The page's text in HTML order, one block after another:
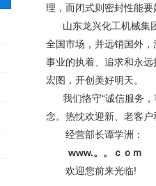
理，而闭式则密封性能
山东龙兴化工机械集团
全国市场，并远销国外
事业的执着、追求和永
宏图，开创美好明天。
我们恪守“诚信服务，
念。热忱欢迎新、老客
经营部长谭学洲：
www.。。ｃｏｍ
欢迎您前来光临!